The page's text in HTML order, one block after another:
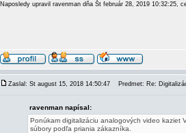
Naposledy upravil ravenman dňa Št február 28, 2019 10:32:25,
Zaslal: St august 15, 2018 14:50:47 Predmet: Re:
ravenman napísal:
Ponúkam digitalizáciu analogových video kaziet
súbory podľa priania zákazníka.